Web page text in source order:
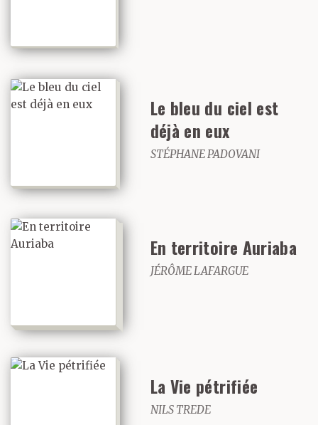
Le bleu du ciel est
déjà en eux
STÉPHANE PADOVANI
En territoire Auriaba
JÉRÔME LAFARGUE
La Vie pétrifiée
NILS TREDE